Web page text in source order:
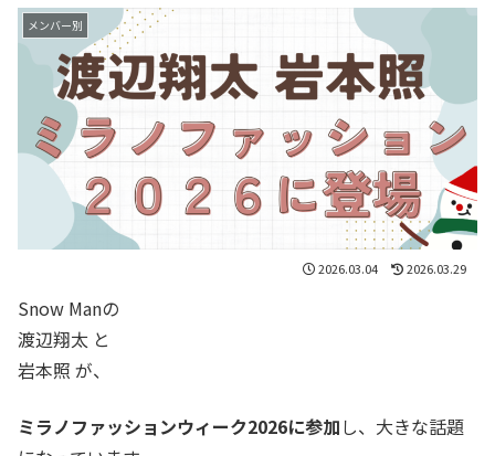
メンバー別
2026.03.04 2026.03.29
Snow Manの
渡辺翔太 と
岩本照 が、
ミラノファッションウィーク2026に参加し、大きな話題